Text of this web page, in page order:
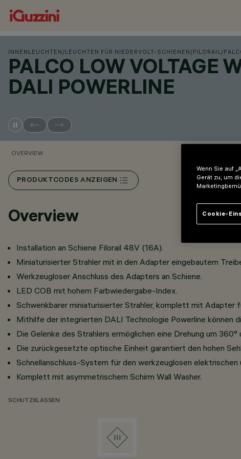
INNENLEUCHTEN /LEUCHTEN FÜR NIEDERVOLT-SCHIENEN /FILORAIL/
PALCO LOW VOLTAGE
DALI POWERLINE
OVERVIEW
PRODUKTCODES ANZEIGEN
Overview
Installation an Schiene Filorail 48V (16A).
Miniaturisierter Strahler mit in den Adapter eingebautem
Werkzeugloser Anschluss des Adapters an Schiene.
LED COB mit hohem Farbwiedergabe-Index.
Schwenkbarer miniaturisierter Strahler, komplett mit
Mithilfe der integrierten DALI Technologie Powerline können
Die Gelenke des Strahlers ermöglichen eine Drehung um 360°
Die zurückgesetzte optische Einheit garantiert den hohen
Schnellanschluss-System für den werkzeuglosen
Komplett mit asymmetrischem Schirm Wall Washer.
SCHUTZKLASSEN
Wenn Sie auf
Gerät zu, um
Cookie-